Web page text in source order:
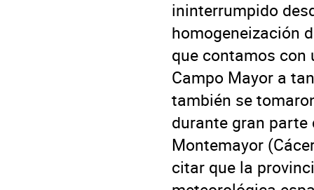
ininterrumpido
homogeneización
que contamos con
Campo Mayor a
también se
durante gran parte
Montemayor
citar que la